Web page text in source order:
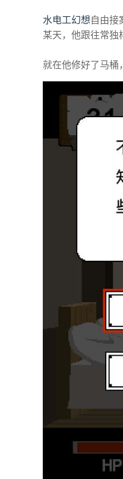
水电工幻想自由接
某天，他跟往常独
就在他修好了马桶